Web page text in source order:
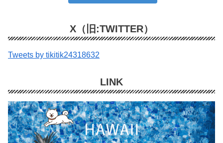
X（旧:TWITTER）
Tweets by tikitik24318632
LINK